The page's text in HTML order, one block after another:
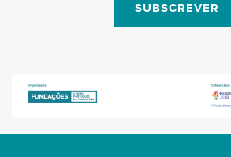
SUBSCREVER